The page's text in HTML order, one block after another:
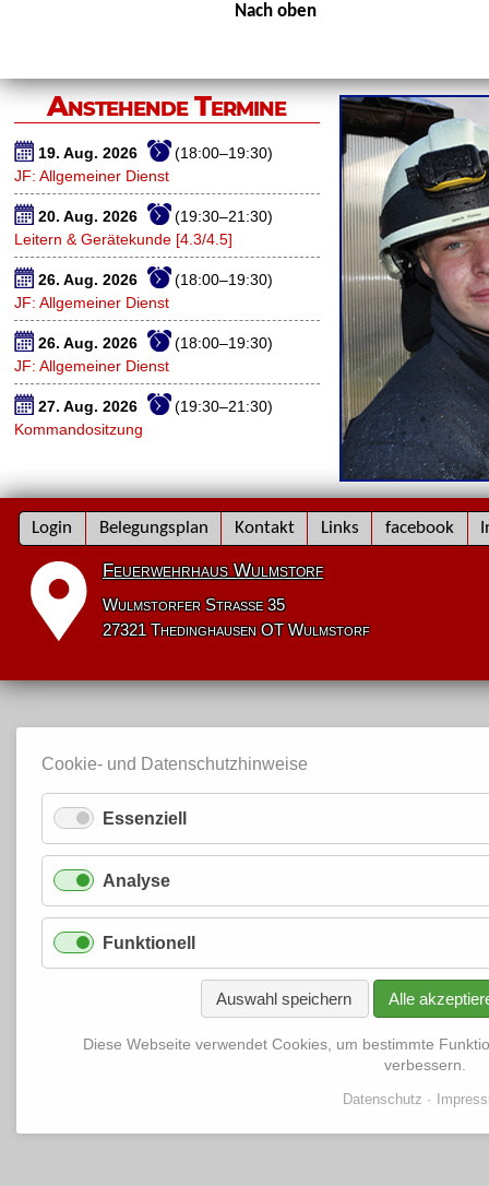
Nach oben
Anstehende Termine
19. Aug. 2026
(18:00–19:30)
JF: Allgemeiner Dienst
20. Aug. 2026
(19:30–21:30)
Leitern & Gerätekunde [4.3/4.5]
26. Aug. 2026
(18:00–19:30)
JF: Allgemeiner Dienst
26. Aug. 2026
(18:00–19:30)
JF: Allgemeiner Dienst
27. Aug. 2026
(19:30–21:30)
Kommandositzung
Navigation
überspringen
Login Belegungsplan Kontakt Links facebook
Feuerwehrhaus Wulmstorf
Wulmstorfer Straße 35
27321 Thedinghausen OT Wulmstorf
Cookie- und Datenschutzhinweise
Essenziell
Analyse
Funktionell
Auswahl speichern Alle
Diese Webseite verwendet Cookies, um bestimmte
verbessern.
Datenschutz